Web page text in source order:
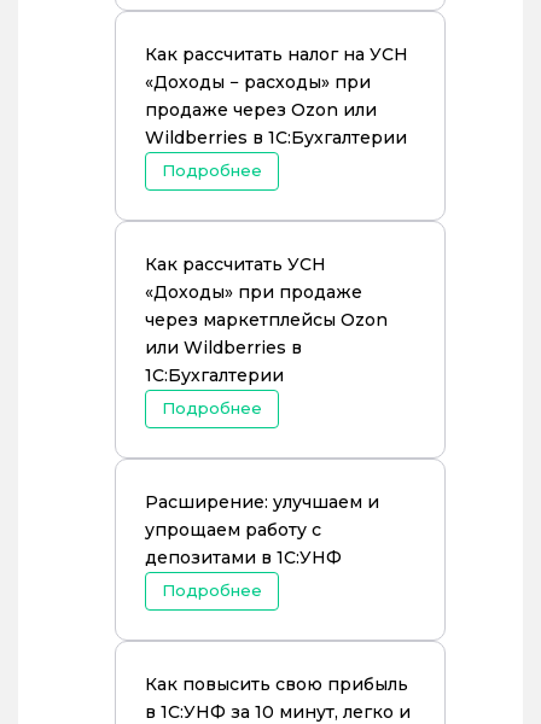
Как рассчитать налог на УСН
«Доходы − расходы» при
продаже через Ozon или
Wildberries в 1С:Бухгалтерии
Подробнее
Как рассчитать УСН
«Доходы» при продаже
через маркетплейсы Ozon
или Wildberries в
1С:Бухгалтерии
Подробнее
Расширение: улучшаем и
упрощаем работу с
депозитами в 1С:УНФ
Подробнее
Как повысить свою прибыль
в 1С:УНФ за 10 минут, легко и